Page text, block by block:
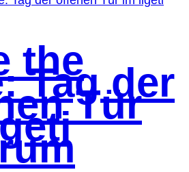
the
Tag der
Tür